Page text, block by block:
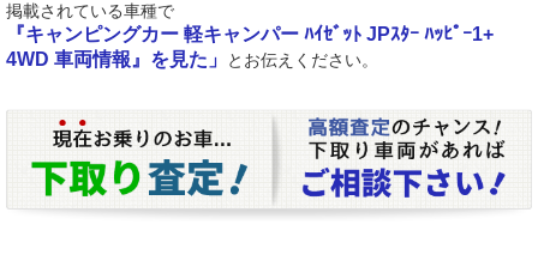
掲載されている車種で
『キャンピングカー 軽キャンパー ﾊｲｾﾞｯﾄ JPｽﾀｰ ﾊｯﾋﾟｰ1+
4WD 車両情報』を見た」
とお伝えください。